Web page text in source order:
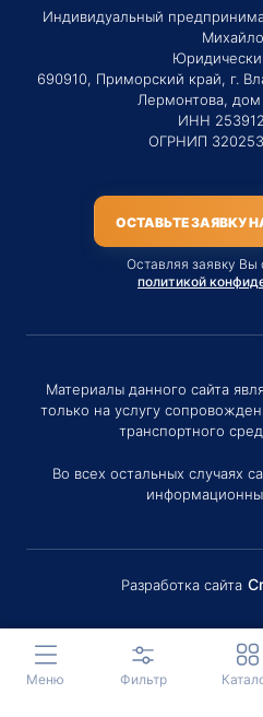
Индивидуальный
690910, Приморский край, г.
Лермонтова, дом
ИНН
ОГРНИП
ОСТАВЬТЕ ЗАЯВКУ
Оставляя заявку Вы
политикой
Материалы данного сайта
только на услугу
транспортного
Во всех остальных случаях
Разработка сайта
Меню Фильтр